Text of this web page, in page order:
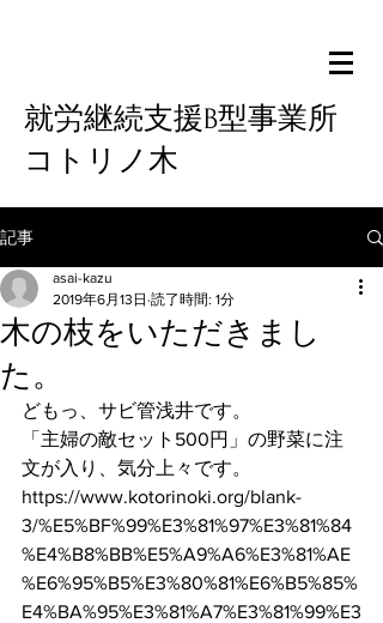
就労継続支援B型事業所
コトリノ木
記事
木の枝をいただきまし
た。
asai-kazu
2019年6月13日 読了時間: 1分
どもっ、サビ管浅井です。
「主婦の敵セット500円」の野菜に注
文が入り、気分上々です。
https://www.kotorinoki.org/blank-
3/%E5%BF%99%E3%81%97%E3%81%84
%E4%B8%BB%E5%A9%A6%E3%81%AE
%E6%95%B5%E3%80%81%E6%B5%85%
E4%BA%95%E3%81%A7%E3%81%99%E3